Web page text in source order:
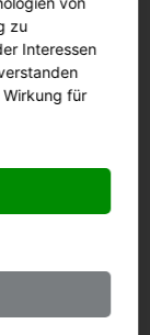
zu
Interessen
für